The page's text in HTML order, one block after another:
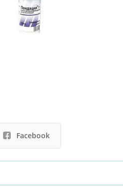
Facebook